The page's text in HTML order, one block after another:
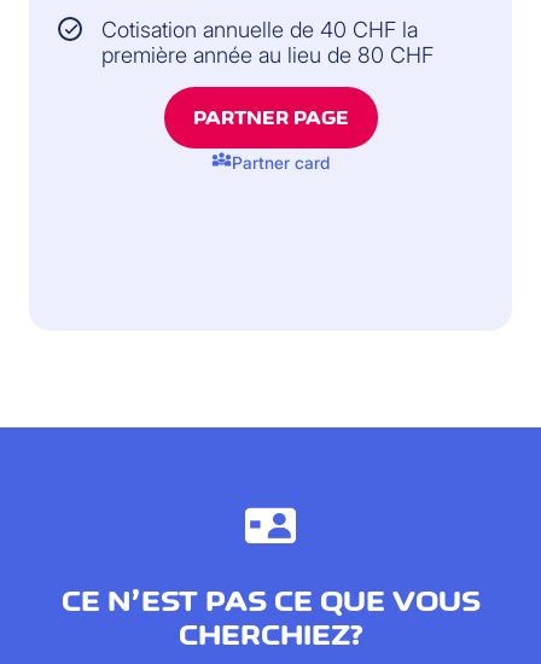
Cotisation annuelle de 40 CHF la
première année au lieu de 80 CHF
PARTNER PAGE
diversity_3Partner card
CE N’EST PAS CE QUE VOUS
CHERCHIEZ?